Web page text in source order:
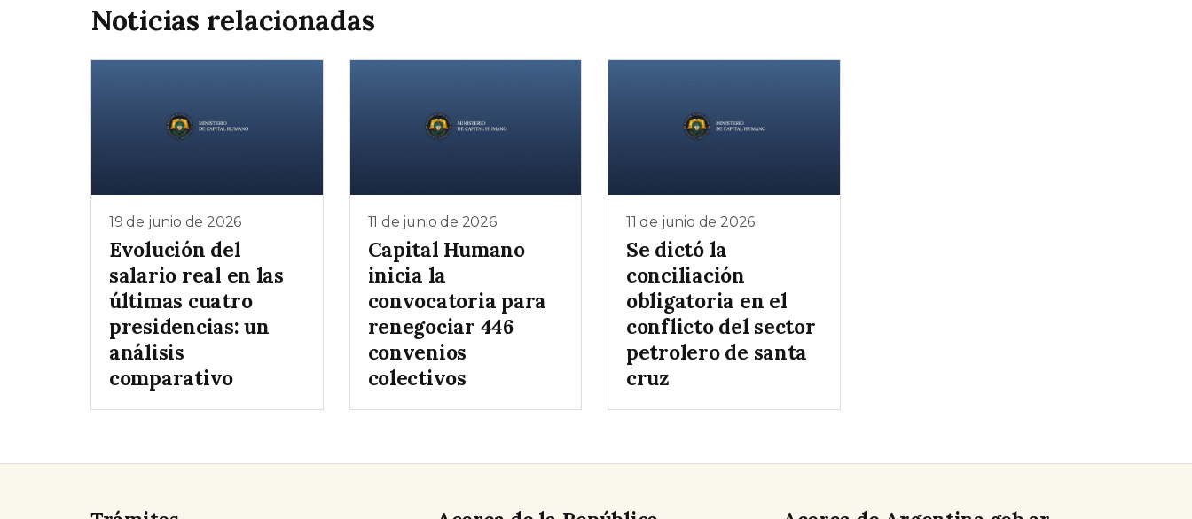
Noticias relacionadas
19 de junio de 2026
Evolución del
salario real en las
últimas cuatro
presidencias: un
análisis
comparativo
11 de junio de 2026
Capital Humano
inicia la
convocatoria para
renegociar 446
convenios
colectivos
11 de junio de 2026
Se dictó la
conciliación
obligatoria en el
conflicto del sector
petrolero de santa
cruz